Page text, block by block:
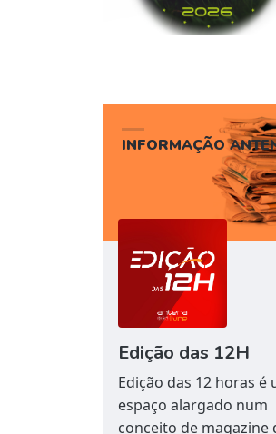
INFORMAÇÃO
Edição das 12H
Edição das 12 horas é
espaço alargado num
conceito de magazine